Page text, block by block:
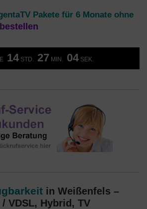
Pakete für 6 Monate ohne
14 STD. 27 MIN. 03 SEK.
in Weißenfels –
VDSL, Hybrid, TV